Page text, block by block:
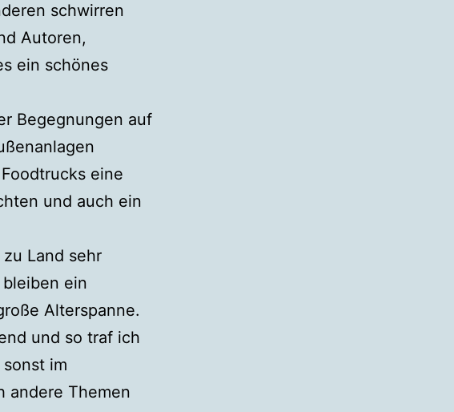
schwirren
Autoren,
ein schönes
Begegnungen auf
eine
und auch ein
Land sehr
ein
Alterspanne.
und so traf ich
im
andere Themen